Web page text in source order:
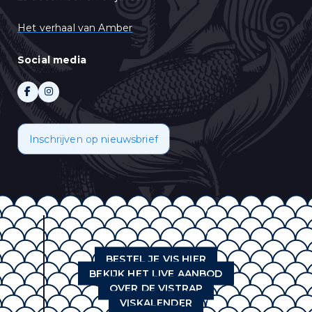
Het verhaal van Amber
Social media
Inschrijven op nieuwsbrief
BESTEL JE VIS HIER
BEKIJK HET LIVE AANBOD
OVER DE VISTRAP
VISKALENDER